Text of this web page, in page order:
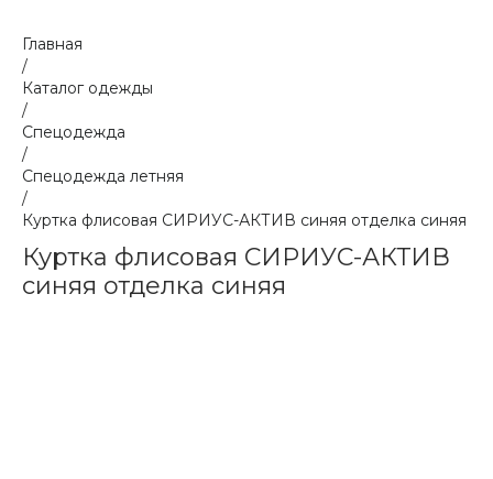
Главная
/
Каталог одежды
/
Спецодежда
/
Спецодежда летняя
/
Куртка флисовая СИРИУС-АКТИВ синяя отделка синяя
Куртка флисовая СИРИУС-АКТИВ
синяя отделка синяя